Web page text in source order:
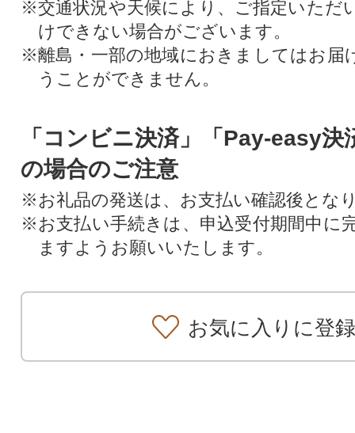
※交通状況や天候により、ご指定いただ
けできない場合がございます。
※離島・一部の地域におきましてはお届
うことができません。
「コンビニ決済」「Pay-easy決
の場合のご注意
※お礼品の発送は、お支払い確認後とな
※お支払い手続きは、申込受付期間中に
ますようお願いいたします。
お気に入りに登録